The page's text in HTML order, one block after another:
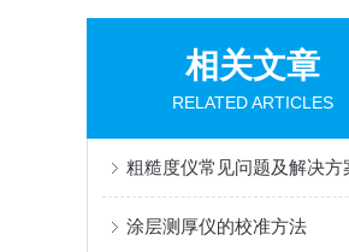
相关文章
RELATED ARTICLES
粗糙度仪常见问题及解决方
涂层测厚仪的校准方法